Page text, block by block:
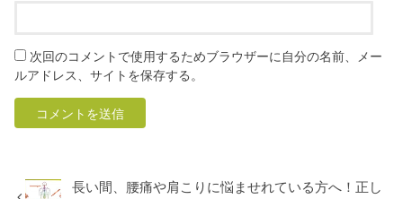
次回のコメントで使用するためブラウザーに自分の名前、メー
ルアドレス、サイトを保存する。
長い間、腰痛や肩こりに悩ませれている方へ！正し